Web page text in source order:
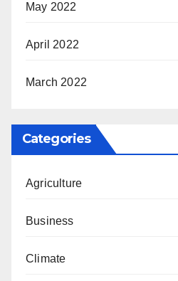
May 2022
April 2022
March 2022
Categories
Agriculture
Business
Climate